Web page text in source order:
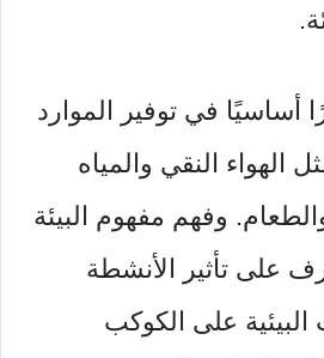
أساسيًا في توفير الموارد
الهواء النقي والمياه
وفهم مفهوم البيئة
على تأثير الأنشطة
البيئية على الكوكب